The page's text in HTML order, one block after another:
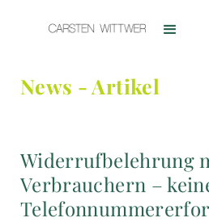
News - Artikel
Widerrufbelehrung
Verbrauchern –